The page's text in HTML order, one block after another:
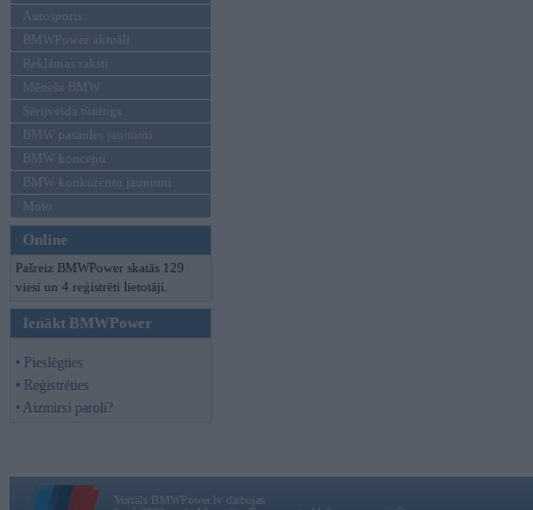
Autosports
BMWPower aktuāli
Reklāmas raksti
Mēneša BMW
Sērijveida tūnings
BMW pasaules jaunumi
BMW koncepti
BMW konkurentu jaunumi
Moto
Online
Pašreiz BMWPower skatās 129
viesi un 4 reģistrēti lietotāji.
Ienākt BMWPower
• Pieslēgties
• Reģistrēties
• Aizmirsi paroli?
Vortāls BMWPower.lv darbojas